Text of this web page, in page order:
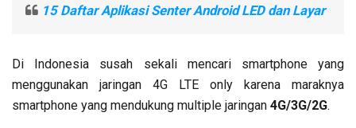
15 Daftar Aplikasi Senter Android LED dan Layar
Di Indonesia susah sekali mencari smartphone yang
menggunakan jaringan 4G LTE only karena maraknya
smartphone yang mendukung multiple jaringan 4G/3G/2G.